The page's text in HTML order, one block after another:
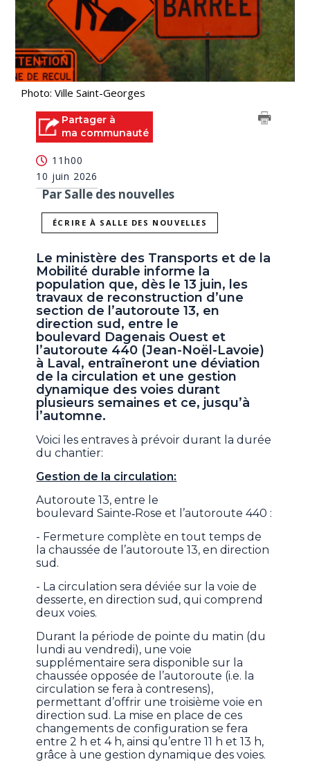
Photo: Ville Saint-Georges
Partager à
ma communauté
11h00
10 juin 2026
Par Salle des nouvelles
ÉCRIRE À SALLE DES NOUVELLES
Le ministère des Transports et de la
Mobilité durable informe la
population que, dès le 13 juin, les
travaux de reconstruction d’une
section de l’autoroute 13, en
direction sud, entre le
boulevard Dagenais Ouest et
l’autoroute 440 (Jean-Noël-Lavoie)
à Laval, entraîneront une déviation
de la circulation et une gestion
dynamique des voies durant
plusieurs semaines et ce, jusqu’à
l’automne.
Voici les entraves à prévoir durant la durée
du chantier:
Gestion de la circulation:
Autoroute 13, entre le
boulevard Sainte‑Rose et l’autoroute 440 :
- Fermeture complète en tout temps de
la chaussée de l’autoroute 13, en direction
sud.
- La circulation sera déviée sur la voie de
desserte, en direction sud, qui comprend
deux voies.
Durant la période de pointe du matin (du
lundi au vendredi), une voie
supplémentaire sera disponible sur la
chaussée opposée de l’autoroute (i.e. la
circulation se fera à contresens),
permettant d’offrir une troisième voie en
direction sud. La mise en place de ces
changements de configuration se fera
entre 2 h et 4 h, ainsi qu’entre 11 h et 13 h,
grâce à une gestion dynamique des voies.